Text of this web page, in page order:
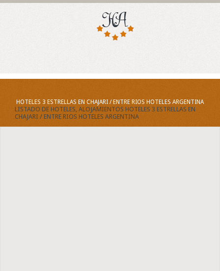
HOTELES 3 ESTRELLAS EN CHAJARI / ENTRE RIOS HOTELES ARGENTINA
LISTADO DE HOTELES, ALOJAMIENTOS HOTELES 3 ESTRELLAS EN
CHAJARI / ENTRE RIOS HOTELES ARGENTINA